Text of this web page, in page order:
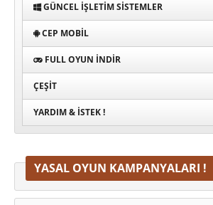
GÜNCEL İŞLETIM SISTEMLER
CEP MOBIL
FULL OYUN İNDIR
ÇEŞIT
YARDIM & İSTEK !
YASAL OYUN KAMPANYALARI !